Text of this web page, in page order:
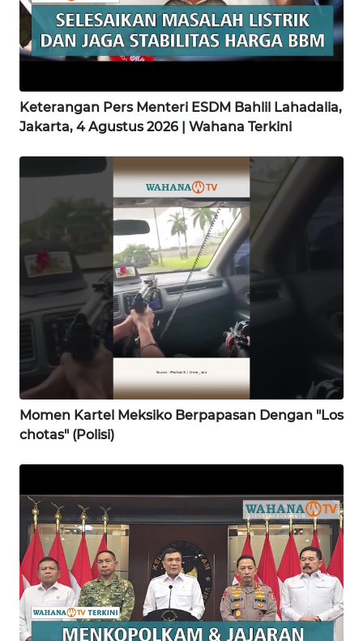
Keterangan Pers Menteri ESDM Bahlil Lahadalia,
Jakarta, 4 Agustus 2026 | Wahana Terkini
Momen Kartel Meksiko Berpapasan Dengan "Los
chotas" (Polisi)
WN
KARAWANG
WN
BEKASI
BOGOR
TAPANULI
UTARA
WN
SAMOSIR
WN
PADANG
WN
SUMEDANG
WN
CIANJUR
WN
KEPULAUAN